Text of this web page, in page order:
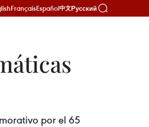
FrançaisEspañol中文Русский
por el 65